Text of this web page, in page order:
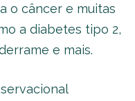
o câncer e muitas
a diabetes tipo 2,
e mais.